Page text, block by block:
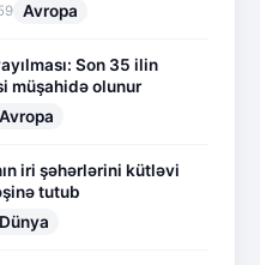
Avropa
Son 35 ilin
müşahidə olunur
Avropa
iri şəhərlərini kütləvi
tutub
Dünya